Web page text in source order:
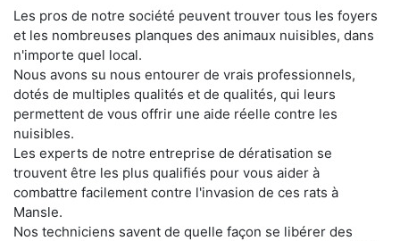
Les pros de notre société peuvent trouver tous les foyers
et les nombreuses planques des animaux nuisibles, dans
n'importe quel local.
Nous avons su nous entourer de vrais professionnels,
dotés de multiples qualités et de qualités, qui leurs
permettent de vous offrir une aide réelle contre les
nuisibles.
Les experts de notre entreprise de dératisation se
trouvent être les plus qualifiés pour vous aider à
combattre facilement contre l'invasion de ces rats à
Mansle.
Nos techniciens savent de quelle façon se libérer des